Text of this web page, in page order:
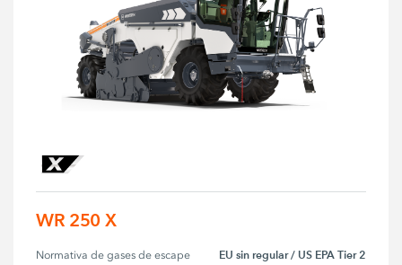
WR 250 X
Normativa de gases de escape
EU sin regular / US EPA Tier 2